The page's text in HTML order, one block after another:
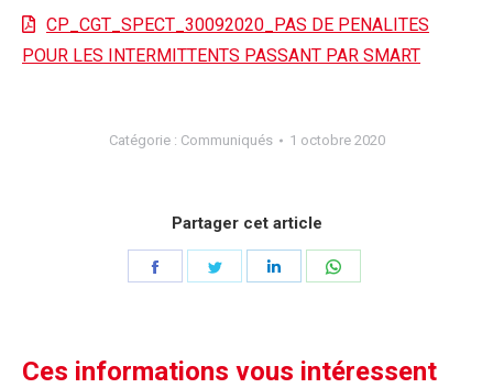
CP_CGT_SPECT_30092020_PAS DE PENALITES
POUR LES INTERMITTENTS PASSANT PAR SMART
Catégorie : Communiqués 1 octobre 2020
Partager cet article
Partager Partager Partager
Ces informations vous intéressent